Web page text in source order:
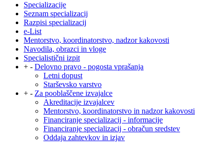
Specializacije
Seznam specializacij
Razpisi specializacij
e-List
Mentorstvo, koordinatorstvo, nadzor kakovosti
Navodila, obrazci in vloge
Specialistični izpit
+ - Delovno pravo - pogosta vprašanja
Letni dopust
Starševsko varstvo
+ - Za pooblaščene izvajalce
Akreditacije izvajalcev
Mentorstvo, koordinatorstvo in nadzor kakovosti
Financiranje specializacij - informacije
Financiranje specializacij - obračun sredstev
Oddaja zahtevkov in izjav